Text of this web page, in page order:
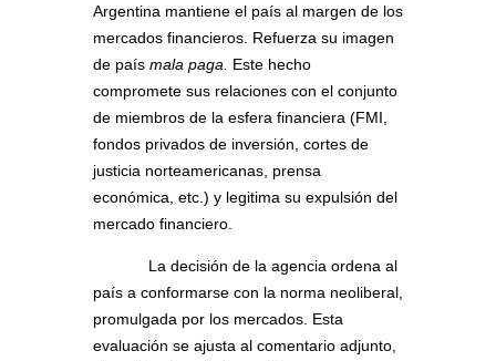
Argentina mantiene el país al margen de los
mercados financieros. Refuerza su imagen
de país mala paga.
Este hecho
compromete sus relaciones con el conjunto
de miembros de la esfera financiera (FMI,
fondos privados de inversión, cortes de
justicia norteamericanas, prensa
económica, etc.) y legitima su expulsión del
mercado financiero.
La decisión de la agencia ordena al
país a conformarse con la norma neoliberal,
promulgada por los mercados. Esta
evaluación se ajusta al comentario adjunto,